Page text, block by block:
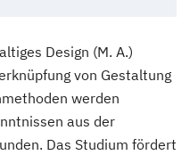
Design (M. A.)
von Gestaltung
werden
aus der
Das Studium fördert